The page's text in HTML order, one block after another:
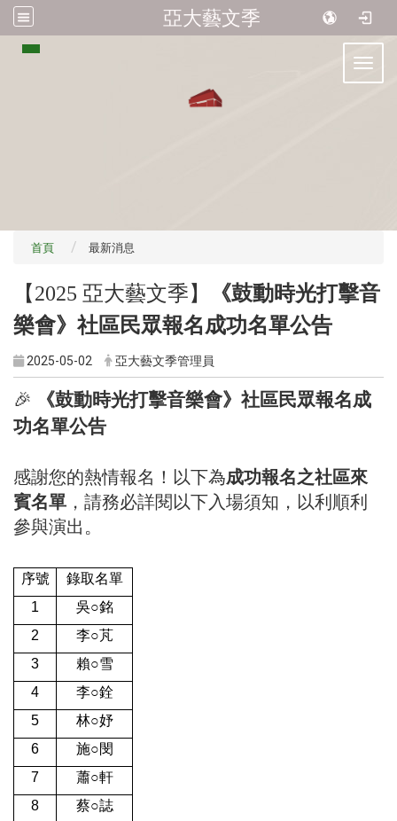
亞大藝文季
:::
首頁 最新消息
【2025 亞大藝文季】
《鼓動時光打擊音
樂會》社區民眾報名成功名單公告
2025-05-02 亞大藝文季管理員
🎉
《鼓動時光打擊音樂會》社區民眾報名成
功名單公告
感謝您的熱情報名！以下為成功報名之社區來
賓名單 ，請務必詳閱以下入場須知，以利順利
參與演出。
序號
錄取名單
1
吳○銘
2
李○芃
3
賴○雪
4
李○銓
5
林○妤
6
施○閔
7
蕭○軒
8
蔡○誌